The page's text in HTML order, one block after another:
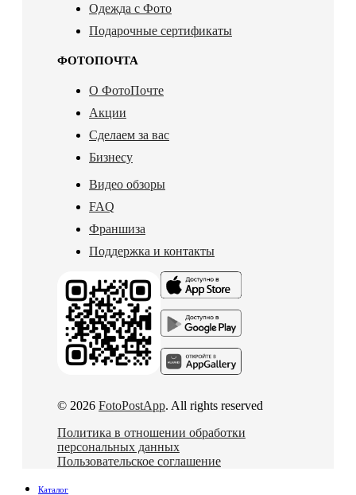
Одежда с Фото
Подарочные сертификаты
ФОТОПОЧТА
О ФотоПочте
Акции
Сделаем за вас
Бизнесу
Видео обзоры
FAQ
Франшиза
Поддержка и контакты
© 2026 FotoPostApp. All rights reserved
Политика в отношении обработки
персональных данных
Пользовательское соглашение
Каталог